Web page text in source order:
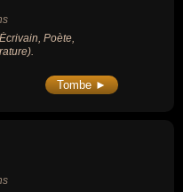
Poète,
Tombe ►